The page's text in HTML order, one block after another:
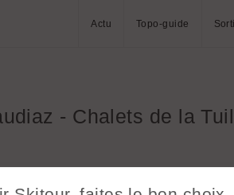
Actu Topo-guide
- Chalets de la